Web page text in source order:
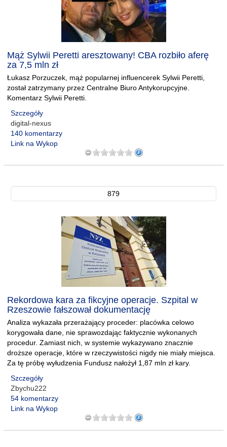
Mąż Sylwii Peretti aresztowany! CBA rozbiło aferę
za 7,5 mln zł
Łukasz Porzuczek, mąż popularnej influencerek Sylwii Peretti,
został zatrzymany przez Centralne Biuro Antykorupcyjne.
Komentarz Sylwii Peretti.
Szczegóły
digital-nexus
140 komentarzy
Link na Wykop
879
Rekordowa kara za fikcyjne operacje. Szpital w
Rzeszowie fałszował dokumentację
Analiza wykazała przerażający proceder: placówka celowo
korygowała dane, nie sprawozdając faktycznie wykonanych
procedur. Zamiast nich, w systemie wykazywano znacznie
droższe operacje, które w rzeczywistości nigdy nie miały miejsca.
Za tę próbę wyłudzenia Fundusz nałożył 1,87 mln zł kary.
Szczegóły
Zbychu222
54 komentarzy
Link na Wykop